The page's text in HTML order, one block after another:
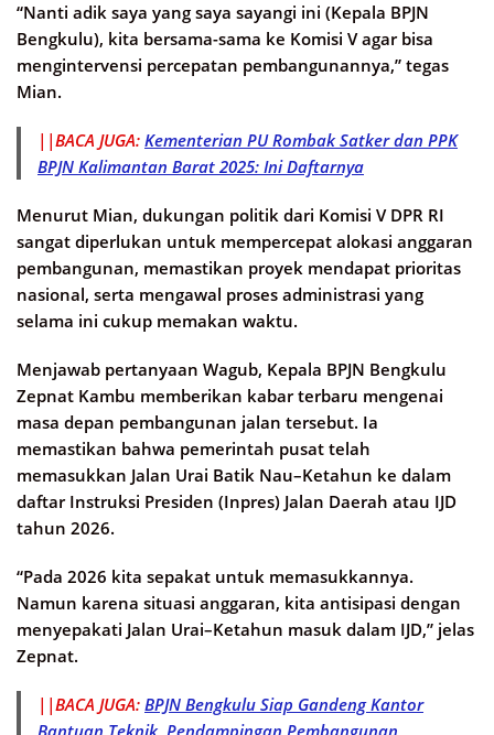
“Nanti adik saya yang saya sayangi ini (Kepala BPJN
Bengkulu), kita bersama-sama ke Komisi V agar bisa
mengintervensi percepatan pembangunannya,” tegas
Mian.
||BACA JUGA: Kementerian PU Rombak Satker dan PPK
BPJN Kalimantan Barat 2025: Ini Daftarnya
Menurut Mian, dukungan politik dari Komisi V DPR RI
sangat diperlukan untuk mempercepat alokasi anggaran
pembangunan, memastikan proyek mendapat prioritas
nasional, serta mengawal proses administrasi yang
selama ini cukup memakan waktu.
Menjawab pertanyaan Wagub, Kepala BPJN Bengkulu
Zepnat Kambu memberikan kabar terbaru mengenai
masa depan pembangunan jalan tersebut. Ia
memastikan bahwa pemerintah pusat telah
memasukkan Jalan Urai Batik Nau–Ketahun ke dalam
daftar Instruksi Presiden (Inpres) Jalan Daerah atau IJD
tahun 2026.
“Pada 2026 kita sepakat untuk memasukkannya.
Namun karena situasi anggaran, kita antisipasi dengan
menyepakati Jalan Urai–Ketahun masuk dalam IJD,” jelas
Zepnat.
||BACA JUGA: BPJN Bengkulu Siap Gandeng Kantor